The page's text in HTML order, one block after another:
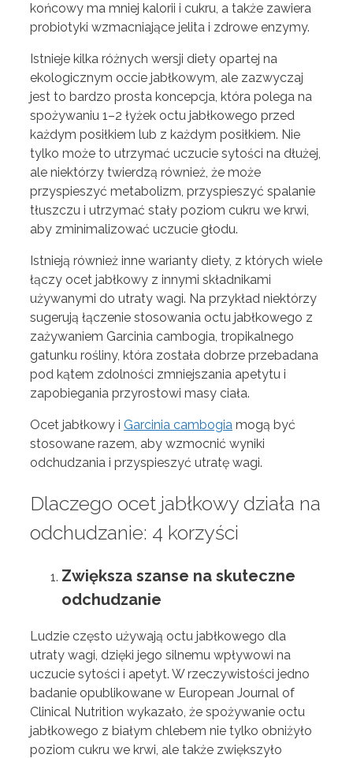
końcowy ma mniej kalorii i cukru, a także zawiera
probiotyki wzmacniające jelita i zdrowe enzymy.
Istnieje kilka różnych wersji diety opartej na
ekologicznym occie jabłkowym, ale zazwyczaj
jest to bardzo prosta koncepcja, która polega na
spożywaniu 1–2 łyżek octu jabłkowego przed
każdym posiłkiem lub z każdym posiłkiem. Nie
tylko może to utrzymać uczucie sytości na dłużej,
ale niektórzy twierdzą również, że może
przyspieszyć metabolizm, przyspieszyć spalanie
tłuszczu i utrzymać stały poziom cukru we krwi,
aby zminimalizować uczucie głodu.
Istnieją również inne warianty diety, z których wiele
łączy ocet jabłkowy z innymi składnikami
używanymi do utraty wagi. Na przykład niektórzy
sugerują łączenie stosowania octu jabłkowego z
zażywaniem Garcinia cambogia, tropikalnego
gatunku rośliny, która została dobrze przebadana
pod kątem zdolności zmniejszania apetytu i
zapobiegania przyrostowi masy ciała.
Ocet jabłkowy i Garcinia cambogia mogą być
stosowane razem, aby wzmocnić wyniki
odchudzania i przyspieszyć utratę wagi.
Dlaczego ocet jabłkowy działa na
odchudzanie: 4 korzyści
Zwiększa szanse na skuteczne
odchudzanie
Ludzie często używają octu jabłkowego dla
utraty wagi, dzięki jego silnemu wpływowi na
uczucie sytości i apetyt. W rzeczywistości jedno
badanie opublikowane w European Journal of
Clinical Nutrition wykazało, że spożywanie octu
jabłkowego z białym chlebem nie tylko obniżyło
poziom cukru we krwi, ale także zwiększyło